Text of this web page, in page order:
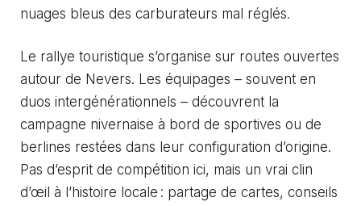
nuages bleus des carburateurs mal réglés.
Le rallye touristique s’organise sur routes ouvertes
autour de Nevers. Les équipages – souvent en
duos intergénérationnels – découvrent la
campagne nivernaise à bord de sportives ou de
berlines restées dans leur configuration d’origine.
Pas d’esprit de compétition ici, mais un vrai clin
d’œil à l’histoire locale : partage de cartes, conseils